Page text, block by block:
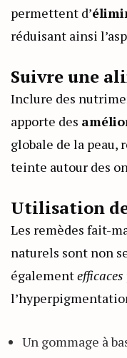
permettent d’
réduisant ainsi
Suivre une
Inclure des
apporte des
globale de la peau,
teinte autour des
Utilisation
Les remèdes fait-
naturels sont non
égalementefficaces
Un gommage à